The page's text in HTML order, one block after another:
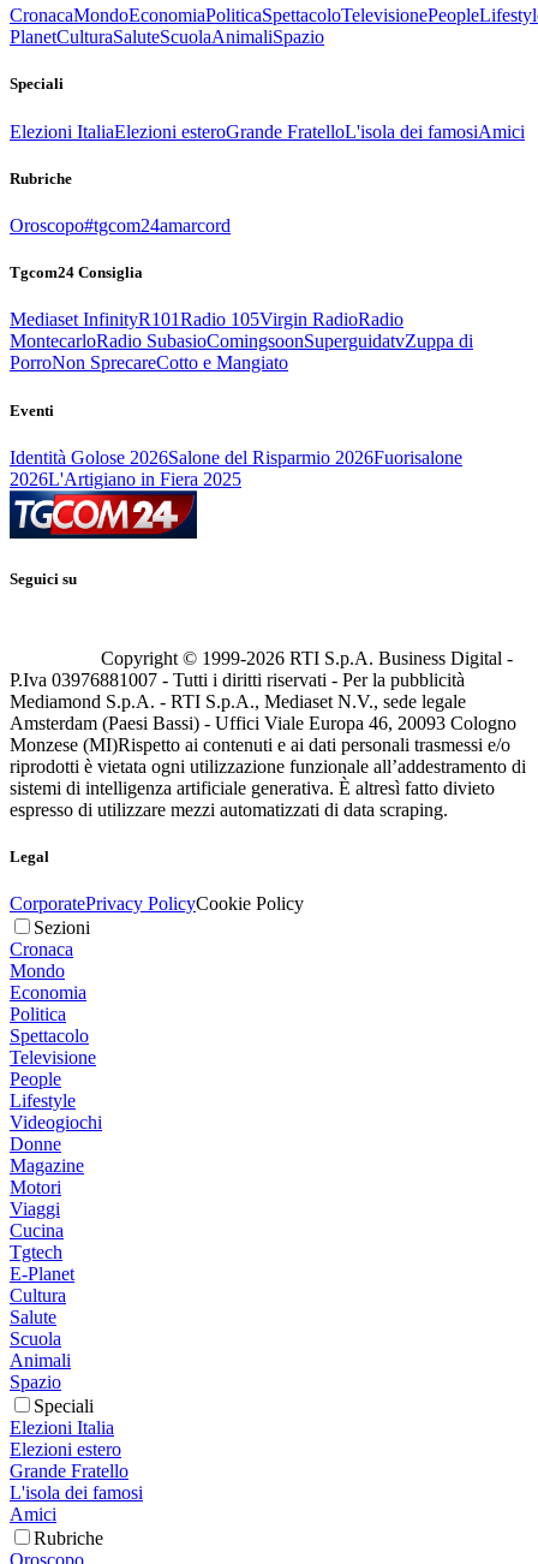
CronacaMondoEconomiaPoliticaSpettacoloTelevisionePeople
PlanetCulturaSaluteScuolaAnimaliSpazio
Speciali
Elezioni ItaliaElezioni esteroGrande FratelloL'isola dei famosiAmici
Rubriche
Oroscopo#tgcom24amarcord
Tgcom24 Consiglia
Mediaset InfinityR101Radio 105Virgin RadioRadio
MontecarloRadio SubasioComingsoonSuperguidatvZuppa di
PorroNon SprecareCotto e Mangiato
Eventi
Identità Golose 2026Salone del Risparmio 2026Fuorisalone
2026L'Artigiano in Fiera 2025
Seguici su
Copyright © 1999-2026 RTI S.p.A. Business Digital -
P.Iva 03976881007 - Tutti i diritti riservati - Per la pubblicità
Mediamond S.p.A. - RTI S.p.A., Mediaset N.V., sede legale
Amsterdam (Paesi Bassi) - Uffici Viale Europa 46, 20093 Cologno
Monzese (MI)Rispetto ai contenuti e ai dati personali trasmessi e/o
riprodotti è vietata ogni utilizzazione funzionale all’addestramento di
sistemi di intelligenza artificiale generativa. È altresì fatto divieto
espresso di utilizzare mezzi automatizzati di data scraping.
Legal
CorporatePrivacy PolicyCookie Policy
Sezioni
Cronaca
Mondo
Economia
Politica
Spettacolo
Televisione
People
Lifestyle
Videogiochi
Donne
Magazine
Motori
Viaggi
Cucina
Tgtech
E-Planet
Cultura
Salute
Scuola
Animali
Spazio
Speciali
Elezioni Italia
Elezioni estero
Grande Fratello
L'isola dei famosi
Amici
Rubriche